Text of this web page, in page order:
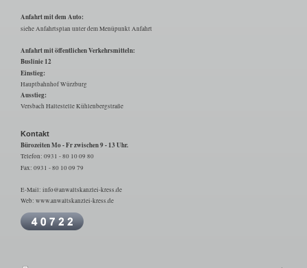
Anfahrt mit dem Auto:
siehe Anfahrtsplan unter dem Menüpunkt Anfahrt
Anfahrt mit öffentlichen Verkehrsmitteln:
Buslinie 12
Einstieg:
Hauptbahnhof Würzburg
Ausstieg:
Versbach Haltestelle Kühlenbergstraße
Kontakt
Bürozeiten Mo - Fr zwischen 9 - 13 Uhr.
Telefon: 0931 - 80 10 09 80
Fax: 0931 - 80 10 09 79
E-Mail: info@anwaltskanzlei-kress.de
Web: www.anwaltskanzlei-kress.de